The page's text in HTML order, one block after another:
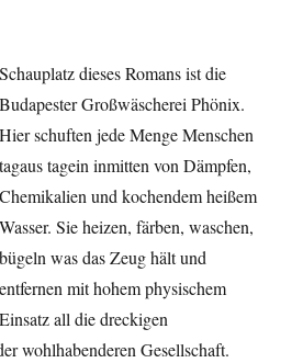
Schauplatz dieses Romans ist die
Budapester Großwäscherei Phönix.
Hier schuften jede Menge Menschen
tagaus tagein inmitten von Dämpfen,
Chemikalien und kochendem heißem
Wasser. Sie heizen, färben, waschen,
bügeln was das Zeug hält und
entfernen mit hohem physischem
Einsatz all die dreckigen
wohlhabenderen Gesellschaft.